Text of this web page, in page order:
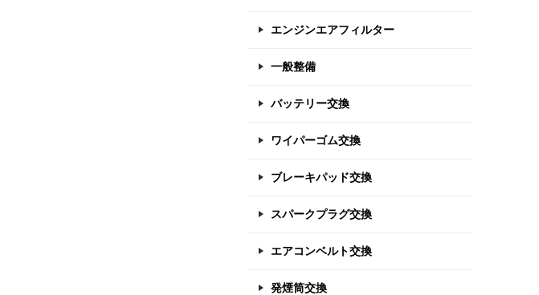
エンジンエアフィルター
一般整備
バッテリー交換
ワイパーゴム交換
ブレーキパッド交換
スパークプラグ交換
エアコンベルト交換
発煙筒交換